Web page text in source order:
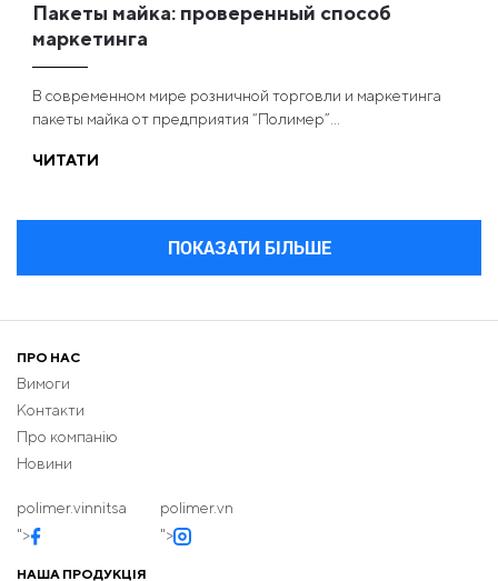
Пакеты майка: проверенный способ
маркетинга
В современном мире розничной торговли и маркетинга
пакеты майка от предприятия “Полимер”...
ЧИТАТИ
ПОКАЗАТИ БІЛЬШЕ
ПРО НАС
Вимоги
Контакти
Про компанію
Новини
polimer.vinnitsa
">
polimer.vn
">
НАША ПРОДУКЦІЯ